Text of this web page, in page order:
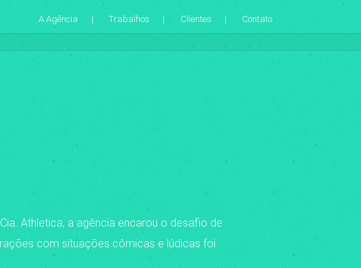
A Agência Trabalhos Clientes Contato
Athletica, a agência encarou o desafio de
com situações cômicas e lúdicas foi